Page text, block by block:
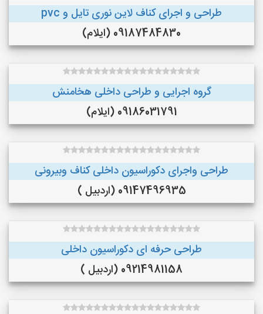
طراحی و اجرای کناف لاین نوری تایل و pvc
09187484830 (ایلام)
گروه اجرایی و طراحی داخلی هخامنش
09186031791 (ایلام)
طراحی واجرای دکوراسیون داخلی کناف وبیرونی
09147496935 (اردبیل )
طراحی حرفه ای دکوراسیون داخلی
09214981158 (اردبیل )